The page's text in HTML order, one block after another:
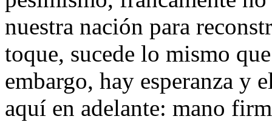
nuestra nación para
toque, sucede lo mismo
embargo, hay esperanza y
aquí en adelante: mano